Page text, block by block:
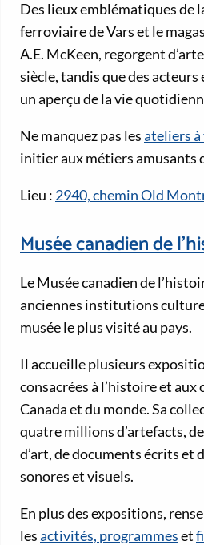
Des lieux emblématiques de
ferroviaire de Vars et le
A.E. McKeen, regorgent
siècle, tandis que des
un aperçu de la vie
Ne manquez pas lesateliers
initier aux métiers amusants
Lieu : 2940, chemin Old
Musée canadien de
Le Musée canadien de
anciennes institutions
musée le plus visité au pays.
Il accueille plusieurs
consacrées à l’histoire et
Canada et du monde. Sa
quatre millions d’artefacts,
d’art, de documents écrits et
sonores et visuels.
En plus des expositions,
lesactivités, programmeset